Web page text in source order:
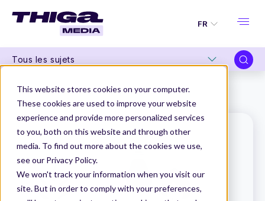
This website stores cookies on your computer.
These cookies are used to improve your website
experience and provide more personalized services
to you, both on this website and through other
media. To find out more about the cookies we use,
see our Privacy Policy.
We won't track your information when you visit our
site. But in order to comply with your preferences,
FR
Tous les sujets
Thiga Media
Le Dico du Produit